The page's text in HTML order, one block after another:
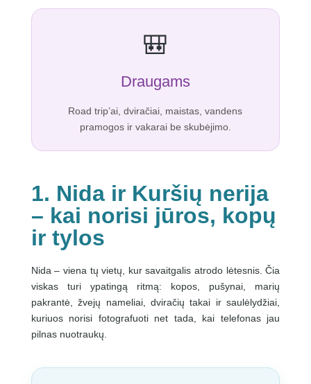
🎒
Draugams
Road trip’ai, dviračiai, maistas, vandens
pramogos ir vakarai be skubėjimo.
1. Nida ir Kuršių nerija
– kai norisi jūros, kopų
ir tylos
Nida – viena tų vietų, kur savaitgalis atrodo lėtesnis. Čia
viskas turi ypatingą ritmą: kopos, pušynai, marių
pakrantė, žvejų nameliai, dviračių takai ir saulėlydžiai,
kuriuos norisi fotografuoti net tada, kai telefonas jau
pilnas nuotraukų.